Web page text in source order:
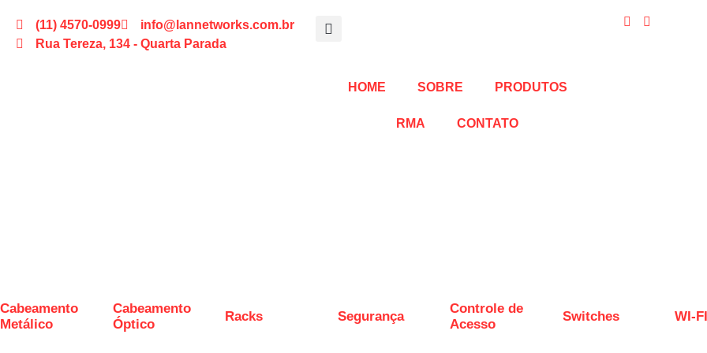
(11) 4570-0999
info@lannetworks.com.br
Rua Tereza, 134 - Quarta Parada
HOME SOBRE PRODUTOS
RMA CONTATO
Cabeamento
Metálico
Cabeamento
Óptico
Racks Segurança
Controle de
Acesso
Switches WI-FI